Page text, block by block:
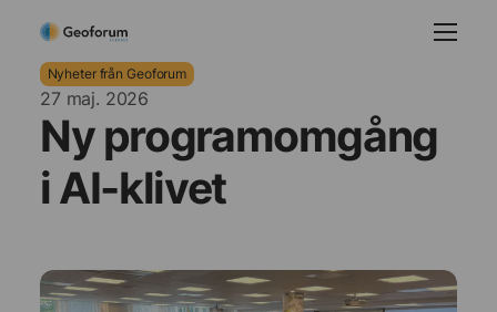
Nyheter från Geoforum
27 maj. 2026
Ny programomgång
i AI-klivet